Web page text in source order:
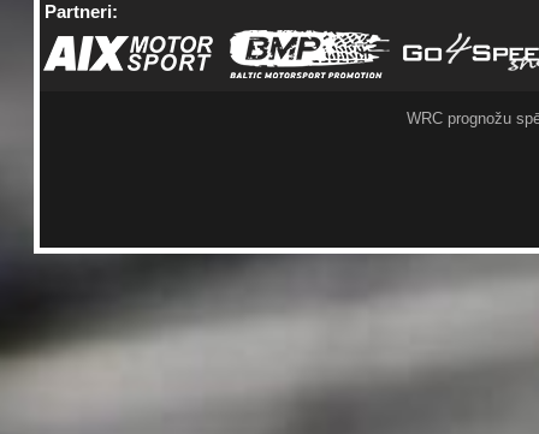
Partneri:
WRC prognožu